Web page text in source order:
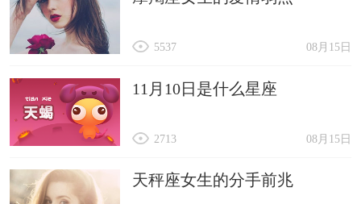
08月15日
5537
11月10日是什么星座
08月15日
2713
天秤座女生的分手前兆